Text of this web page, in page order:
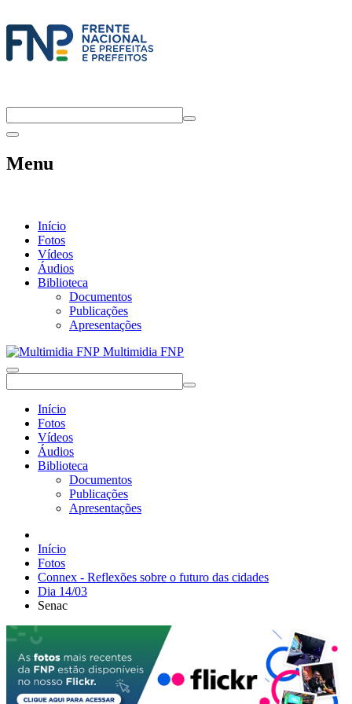
Menu
Início
Fotos
Vídeos
Áudios
Biblioteca
Documentos
Publicações
Apresentações
Multimidia FNP
Início
Fotos
Vídeos
Áudios
Biblioteca
Documentos
Publicações
Apresentações
Início
Fotos
Connex - Reflexões sobre o futuro das cidades
Dia 14/03
Senac